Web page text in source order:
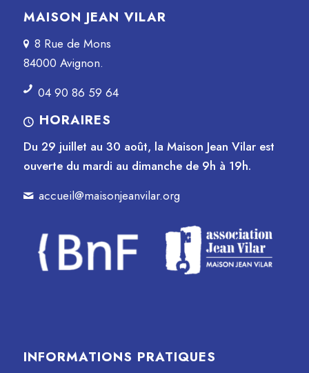
MAISON JEAN VILAR
8 Rue de Mons
84000 Avignon.
04 90 86 59 64
HORAIRES
Du 29 juillet au 30 août, la Maison Jean Vilar est
ouverte du mardi au dimanche de 9h à 19h.
accueil@maisonjeanvilar.org
INFORMATIONS PRATIQUES